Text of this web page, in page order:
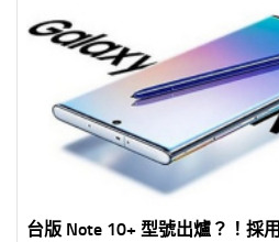
台版 Note 10+ 型號出爐？！採